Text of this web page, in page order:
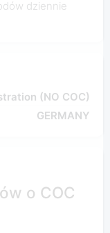
dziennie
(NO COC)
GERMANY
o COC